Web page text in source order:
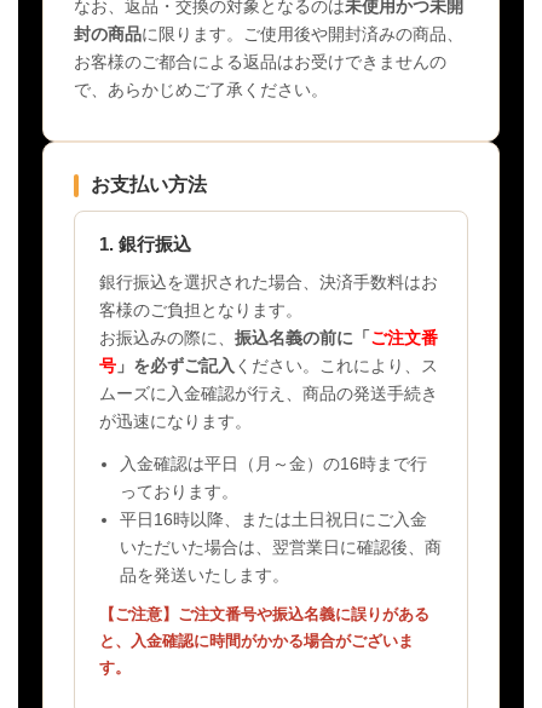
なお、返品・交換の対象となるのは未使用かつ未開
封の商品に限ります。ご使用後や開封済みの商品、
お客様のご都合による返品はお受けできませんの
で、あらかじめご了承ください。
お支払い方法
1. 銀行振込
銀行振込を選択された場合、決済手数料はお
客様のご負担となります。
お振込みの際に、 振込名義の前に「ご注文番
号 」を必ずご記入 ください。これにより、ス
ムーズに入金確認が行え、商品の発送手続き
が迅速になります。
入金確認は平日（月～金）の16時まで行
っております。
平日16時以降、または土日祝日にご入金
いただいた場合は、翌営業日に確認後、商
品を発送いたします。
【ご注意】ご注文番号や振込名義に誤りがある
と、入金確認に時間がかかる場合がございま
す。